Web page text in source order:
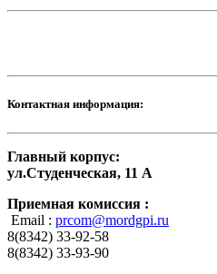
Контактная информация:
Главный корпус:
ул.Студенческая, 11 А
Приемная комиссия :
Email : prcom@mordgpi.ru
8(8342) 33-92-58
8(8342) 33-93-90